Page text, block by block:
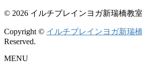
© 2026 イルチブレインヨガ新瑞橋教室
Copyright © イルチブレインヨガ新瑞
Reserved.
MENU